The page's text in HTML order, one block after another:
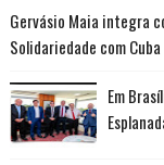
Gervásio Maia integra
Solidariedade com Cuba
Em